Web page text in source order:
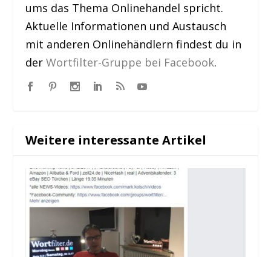
ums das Thema Onlinehandel spricht.
Aktuelle Informationen und Austausch
mit anderen Onlinehändlern findest du in
derWortfilter-Gruppe bei Facebook.
Weitere interessante Artikel